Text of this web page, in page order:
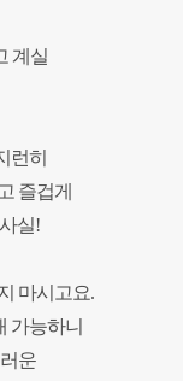
계실
런히
즐겁게
실!
마시고요.
가능하니
운